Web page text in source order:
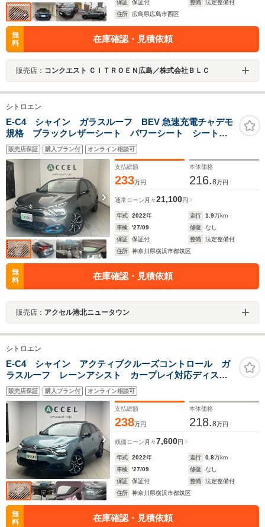
保証
保証付 整備
法定整備付
住所
広島県広島市西区
無
料
在庫確認・見積依頼
販売店： コンクエスト ＣＩＴＲＯＥＮ広島／株式会社ＢＬＣ
シトロエン
E-C4 シャイン ガラスルーフ BEV 急速充電チャデモ
規格 ブラックレザーシート パワーシート シートヒ
ーター ACC バックカメラ デジタルインナーミラ
ー コーナーセンサー LEDヘッドライト 18インチア
ルミホイール
販売店保証 購入プラン付 オンライン相談可
支払総額
233万円
本体価格
216.8万円
通常ローン 月々21,100円
年式 2022年 走行 1.9万km
車検
'27/09 修復
なし
保証
保証付 整備
法定整備付
住所
神奈川県横浜市都筑区
無
料
在庫確認・見積依頼
販売店： アクセル港北ニュータウン
シトロエン
E-C4 シャイン アクティブクルーズコントロール ガ
ラスルーフ レーンアシスト カープレイ対応ディスプ
レイオーディオ ブラインドスポットアシスト ステア
リングヒーター LEDヘッドライト バッテリーEV
販売店保証 購入プラン付 オンライン相談可
支払総額
238万円
本体価格
218.8万円
残価ローン 月々7,600円
年式 2022年 走行 0.8万km
車検
'27/09 修復
なし
保証
保証付 整備
法定整備付
住所
神奈川県横浜市都筑区
無
料
在庫確認・見積依頼